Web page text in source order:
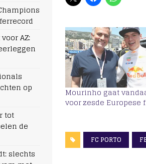
Mourinho gaat
voor zesde Europese
FC PORTO
AZ:
op
tot
de
slechts